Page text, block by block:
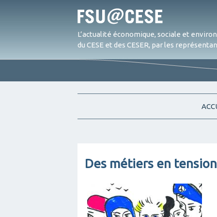
L’actualité économique, sociale et
du CESE et des CESER, par les
Des métiers en